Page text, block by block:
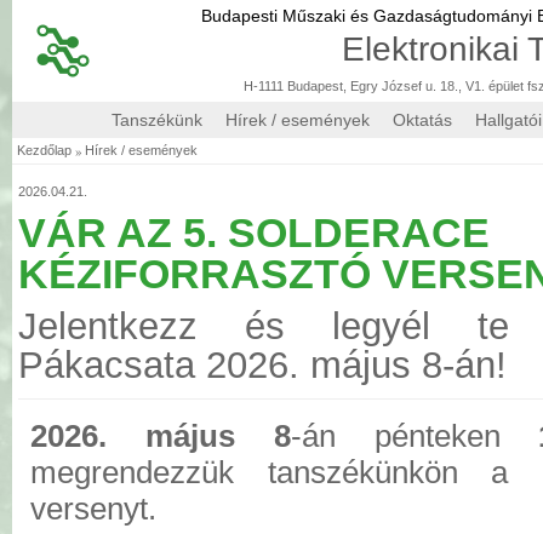
Budapesti Műszaki és Gazdaságtudományi
Elektronikai
H-1111 Budapest, Egry József u. 18., V1. épület
Tanszékünk Hírek / események Oktatás
Kezdőlap » Hírek / események
2026.04.21.
VÁR AZ 5. SOLDERACE
KÉZIFORRASZTÓ
Jelentkezz és legyél te
Pákacsata 2026. május 8-án!
2026. május 8-án pénteken
megrendezzük tanszékünkön a
versenyt.